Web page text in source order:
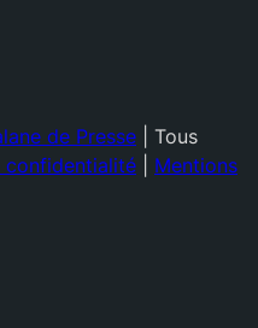
de Presse | Tous
confidentialité
Mentions